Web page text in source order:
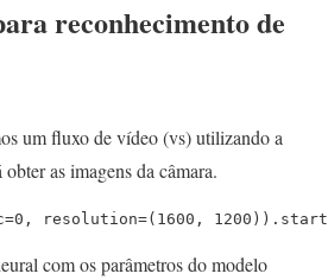
reconhecimento de
um fluxo de vídeo (vs) utilizando a
as imagens da câmara.
resolution=(1600,
com os parâmetros do modelo